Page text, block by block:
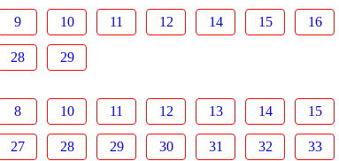
9 10 11 12 14 15 16
28 29
8 10 11 12 13 14 15
27 28 29 30 31 32 33